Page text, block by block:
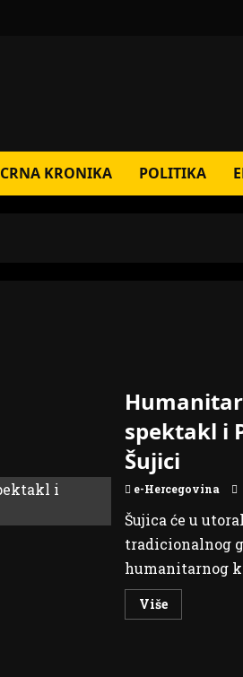
CRNA KRONIKA POLITIKA
spektakl i
Šujici
e-Hercegovina
Šujica će u
tradicionalnog
humanitarnog
VišeRead
more